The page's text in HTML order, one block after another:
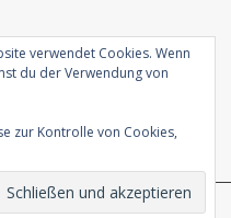
verwendet Cookies. Wenn
du der Verwendung von
zur Kontrolle von Cookies,